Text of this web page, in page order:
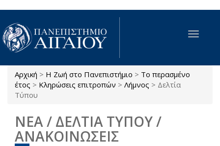
Παράκαμψη προς το κυρίως περιεχόμενο
Toggle
Είστε εδώ
Αρχική > Η Ζωή στο Πανεπιστήμιο > Το περασμένο
έτος > Κληρώσεις επιτροπών > Λήμνος > Δελτία
Τύπου
ΝΕΑ / ΔΕΛΤΙΑ ΤΥΠΟΥ /
ΑΝΑΚΟΙΝΩΣΕΙΣ